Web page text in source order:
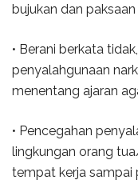
bujukan dan
• Berani berkata
penyalahgunaan
menentang ajaran
• Pencegahan
lingkungan orang
tempat kerja sampai